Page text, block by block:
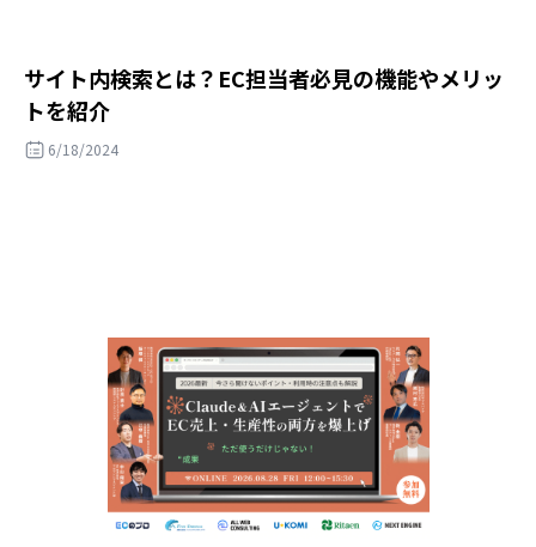
サイト内検索とは？EC担当者必見の機能やメリッ
トを紹介
6/18/2024